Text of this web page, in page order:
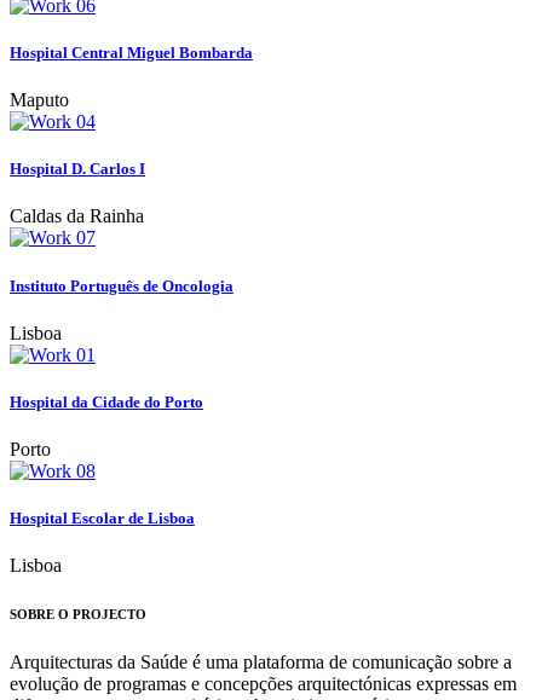
Hospital Central Miguel Bombarda
Maputo
Hospital D. Carlos I
Caldas da Rainha
Instituto Português de Oncologia
Lisboa
Hospital da Cidade do Porto
Porto
Hospital Escolar de Lisboa
Lisboa
SOBRE O PROJECTO
Arquitecturas da Saúde é uma plataforma de comunicação sobre a
evolução de programas e concepções arquitectónicas expressas em